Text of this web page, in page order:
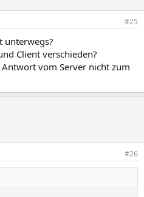
#25
unterwegs?
Client verschieden?
vom Server nicht zum
#26